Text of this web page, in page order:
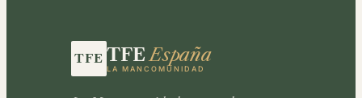
TFEEspaña
LA MANCOMUNIDAD